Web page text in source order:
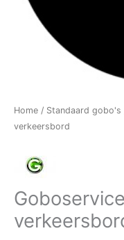
Home / Standaard gobo's
verkeersbord